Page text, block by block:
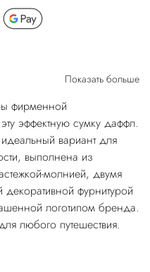
Показать больше
фирменной
эту эффектную сумку даффл.
вариант для
выполнена из
молнией, двумя
фурнитурой
логотипом бренда.
любого путешествия.